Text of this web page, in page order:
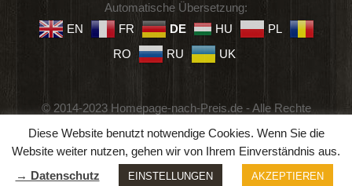
Automatische Übersetzung:
EN
FR DE HU
PL
RO
RU UK
© 2014-2023 Homepage-nach-Preis.de - Alle Rechte
Geschäftsbedingungen
Diese Website benutzt notwendige Cookies. Wenn Sie die
Website weiter nutzen, gehen wir von Ihrem Einverständnis aus.
→ Datenschutz
EINSTELLUNGEN AKZEPTIEREN